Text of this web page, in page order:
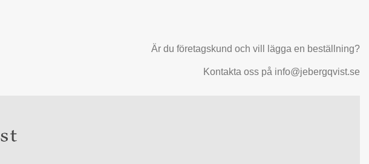
Är du företagskund och vill lägga en beställning?
Kontakta oss på info@jebergqvist.se